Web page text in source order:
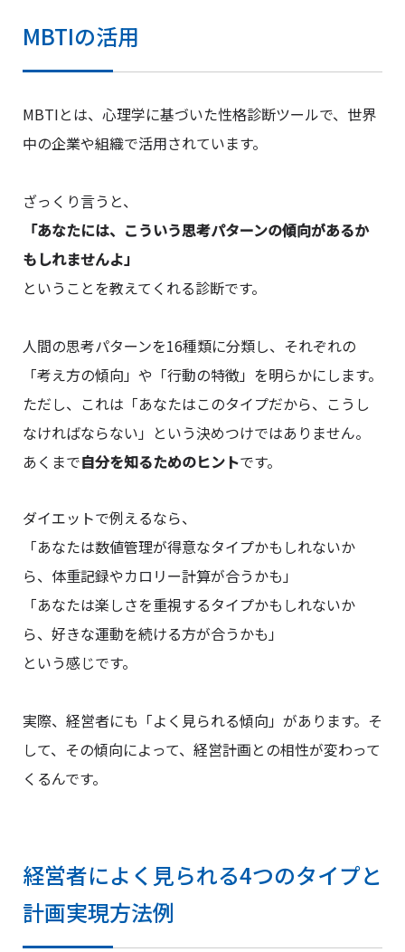
MBTIの活用
MBTIとは、心理学に基づいた性格診断ツールで、世界
中の企業や組織で活用されています。
ざっくり言うと、
「あなたには、こういう思考パターンの傾向があるか
もしれませんよ」
ということを教えてくれる診断です。
人間の思考パターンを16種類に分類し、それぞれの
「考え方の傾向」や「行動の特徴」を明らかにします。
ただし、これは「あなたはこのタイプだから、こうし
なければならない」という決めつけではありません。
あくまで自分を知るためのヒントです。
ダイエットで例えるなら、
「あなたは数値管理が得意なタイプかもしれないか
ら、体重記録やカロリー計算が合うかも」
「あなたは楽しさを重視するタイプかもしれないか
ら、好きな運動を続ける方が合うかも」
という感じです。
実際、経営者にも「よく見られる傾向」があります。そ
して、その傾向によって、経営計画との相性が変わって
くるんです。
経営者によく見られる4つのタイプと
計画実現方法例